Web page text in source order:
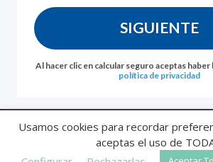
SIGUIENTE
Al hacer clic en calcular seguro aceptas haber
política de privacidad
Política de
Aviso
Legal
Politica de
cookies
Usamos cookies para recordar
aceptas el uso de